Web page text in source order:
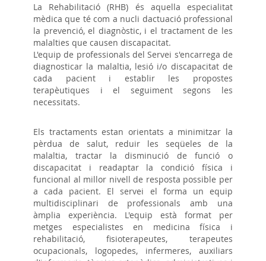
La Rehabilitació (RHB) és aquella especialitat
mèdica que té com a nucli dactuació professional
la prevenció, el diagnòstic, i el tractament de les
malalties que causen discapacitat.
L'equip de professionals del Servei s'encarrega de
diagnosticar la malaltia, lesió i/o discapacitat de
cada pacient i establir les propostes
terapèutiques i el seguiment segons les
necessitats.
Els tractaments estan orientats a minimitzar la
pèrdua de salut, reduir les seqüeles de la
malaltia, tractar la disminució de funció o
discapacitat i readaptar la condició física i
funcional al millor nivell de resposta possible per
a cada pacient. El servei el forma un equip
multidisciplinari de professionals amb una
àmplia experiència. L'equip està format per
metges especialistes en medicina física i
rehabilitació, fisioterapeutes, terapeutes
ocupacionals, logopedes, infermeres, auxiliars